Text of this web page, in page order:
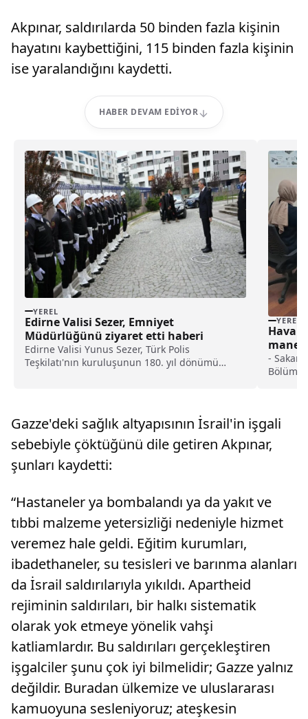
Akpınar, saldırılarda 50 binden fazla kişinin
hayatını kaybettiğini, 115 binden fazla kişinin
ise yaralandığını kaydetti.
HABER DEVAM EDIYOR
YEREL
Edirne Valisi Sezer, Emniyet
Müdürlüğünü ziyaret etti haberi
Edirne Valisi Yunus Sezer, Türk Polis
Teşkilatı'nın kuruluşunun 180. yıl dönümü
YEREL
Hava
zeka
-
Bölümü
Gazze'deki sağlık altyapısının İsrail'in işgali
sebebiyle çöktüğünü dile getiren Akpınar,
şunları kaydetti:
“Hastaneler ya bombalandı ya da yakıt ve
tıbbi malzeme yetersizliği nedeniyle hizmet
veremez hale geldi. Eğitim kurumları,
ibadethaneler, su tesisleri ve barınma alanları
da İsrail saldırılarıyla yıkıldı. Apartheid
rejiminin saldırıları, bir halkı sistematik
olarak yok etmeye yönelik vahşi
katliamlardır. Bu saldırıları gerçekleştiren
işgalciler şunu çok iyi bilmelidir; Gazze yalnız
değildir. Buradan ülkemize ve uluslararası
kamuoyuna sesleniyoruz; ateşkesin